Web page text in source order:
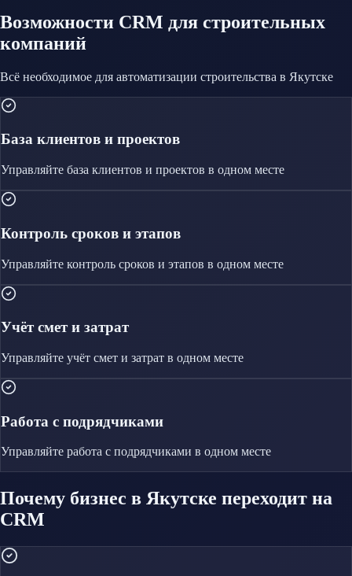
Возможности CRM для строительных
компаний
Всё необходимое для автоматизации строительства в Якутске
База клиентов и проектов
Управляйте база клиентов и проектов в одном месте
Контроль сроков и этапов
Управляйте контроль сроков и этапов в одном месте
Учёт смет и затрат
Управляйте учёт смет и затрат в одном месте
Работа с подрядчиками
Управляйте работа с подрядчиками в одном месте
Почему бизнес в Якутске переходит на
CRM